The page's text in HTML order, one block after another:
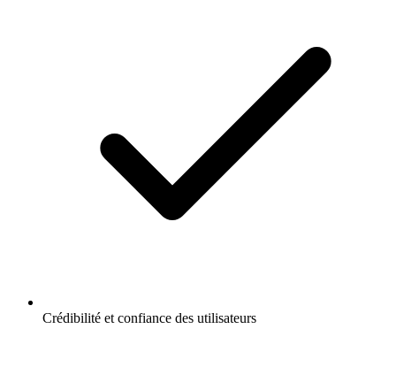
Crédibilité et confiance des utilisateurs